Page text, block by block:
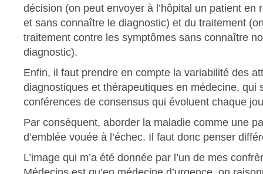
décision (on peut envoyer à l’hôpital un patient en
et sans connaître le diagnostic) et du traitement
traitement contre les symptômes sans connaître
diagnostic).
Enfin, il faut prendre en compte la variabilité des
diagnostiques et thérapeutiques en médecine, qui
conférences de consensus qui évoluent chaque
Par conséquent, aborder la maladie comme une
d’emblée vouée à l’échec. Il faut donc penser
L’image qui m’a été donnée par l’un de mes